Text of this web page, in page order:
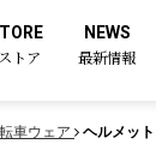
トア
NEWS
最新情報
車ウェア ヘルメッ